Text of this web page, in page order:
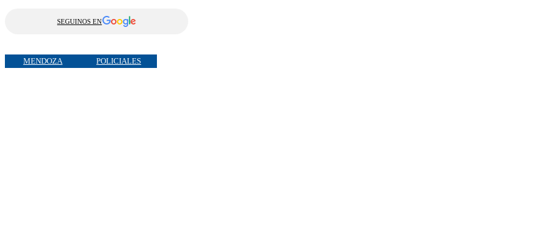
SEGUINOS EN
MENDOZA POLICIALES